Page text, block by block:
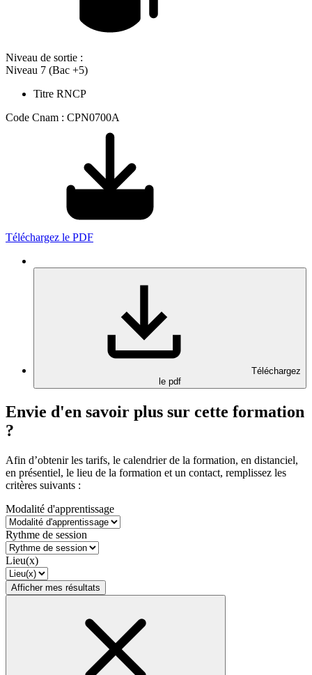
Niveau de sortie :
Niveau 7 (Bac +5)
Titre RNCP
Code Cnam : CPN0700A
Téléchargez le PDF
Téléchargez
le pdf
Envie d'en savoir plus sur cette formation
?
Afin d’obtenir les tarifs, le calendrier de la formation, en distanciel,
en présentiel, le lieu de la formation et un contact, remplissez les
critères suivants :
Modalité d'apprentissage
Rythme de session
Lieu(x)
Afficher mes résultats